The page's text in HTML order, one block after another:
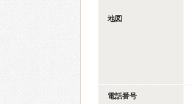
地図
電話番号